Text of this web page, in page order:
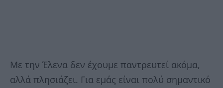
Με την Έλενα δεν έχουμε παντρευτεί ακόμα,
αλλά πλησιάζει. Για εμάς είναι πολύ σημαντικό